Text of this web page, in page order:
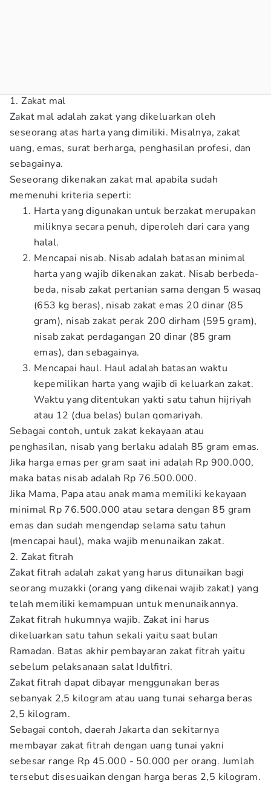
1. Zakat mal
Zakat mal adalah zakat yang dikeluarkan oleh
seseorang atas harta yang dimiliki. Misalnya, zakat
uang, emas, surat berharga, penghasilan profesi, dan
sebagainya.
Seseorang dikenakan zakat mal apabila sudah
memenuhi kriteria seperti:
Harta yang digunakan untuk berzakat merupakan
miliknya secara penuh, diperoleh dari cara yang
halal.
Mencapai nisab. Nisab adalah batasan minimal
harta yang wajib dikenakan zakat. Nisab berbeda-
beda, nisab zakat pertanian sama dengan 5 wasaq
(653 kg beras), nisab zakat emas 20 dinar (85
gram), nisab zakat perak 200 dirham (595 gram),
nisab zakat perdagangan 20 dinar (85 gram
emas), dan sebagainya.
Mencapai haul. Haul adalah batasan waktu
kepemilikan harta yang wajib di keluarkan zakat.
Waktu yang ditentukan yakti satu tahun hijriyah
atau 12 (dua belas) bulan qomariyah.
Sebagai contoh, untuk zakat kekayaan atau
penghasilan, nisab yang berlaku adalah 85 gram emas.
Jika harga emas per gram saat ini adalah Rp 900.000,
maka batas nisab adalah Rp 76.500.000.
Jika Mama, Papa atau anak mama memiliki kekayaan
minimal Rp 76.500.000 atau setara dengan 85 gram
emas dan sudah mengendap selama satu tahun
(mencapai haul), maka wajib menunaikan zakat.
2. Zakat fitrah
Zakat fitrah adalah zakat yang harus ditunaikan bagi
seorang muzakki (orang yang dikenai wajib zakat) yang
telah memiliki kemampuan untuk menunaikannya.
Zakat fitrah hukumnya wajib. Zakat ini harus
dikeluarkan satu tahun sekali yaitu saat bulan
Ramadan. Batas akhir pembayaran zakat fitrah yaitu
sebelum pelaksanaan salat Idulfitri.
Zakat fitrah dapat dibayar menggunakan beras
sebanyak 2,5 kilogram atau uang tunai seharga beras
2,5 kilogram.
Sebagai contoh, daerah Jakarta dan sekitarnya
membayar zakat fitrah dengan uang tunai yakni
sebesar range Rp 45.000 - 50.000 per orang. Jumlah
tersebut disesuaikan dengan harga beras 2,5 kilogram.